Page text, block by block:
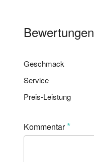
Bewertungen
Geschmack
Service
Preis-Leistung
Kommentar*